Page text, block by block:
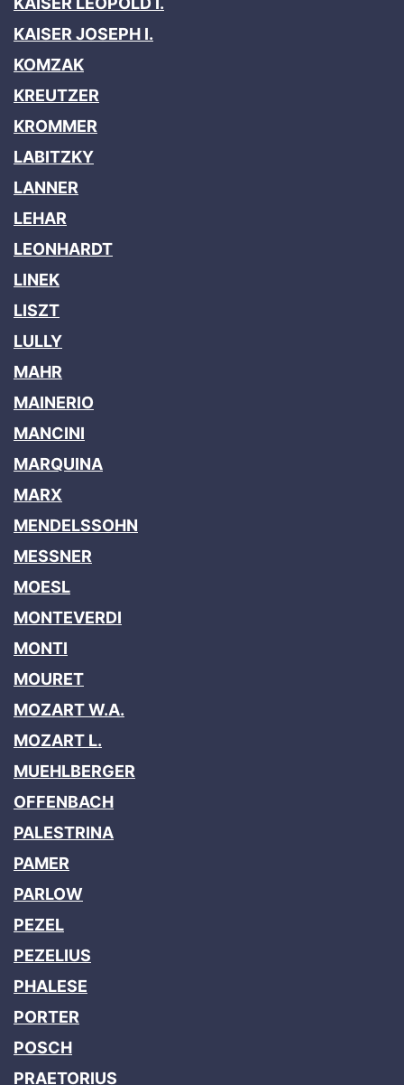
KAISER JOSEPH I.
KOMZAK
KREUTZER
KROMMER
LABITZKY
LANNER
LEHAR
LEONHARDT
LINEK
LISZT
LULLY
MAHR
MAINERIO
MANCINI
MARQUINA
MARX
MENDELSSOHN
MESSNER
MOESL
MONTEVERDI
MONTI
MOURET
MOZART W.A.
MOZART L.
MUEHLBERGER
OFFENBACH
PALESTRINA
PAMER
PARLOW
PEZEL
PEZELIUS
PHALESE
PORTER
POSCH
PRAETORIUS